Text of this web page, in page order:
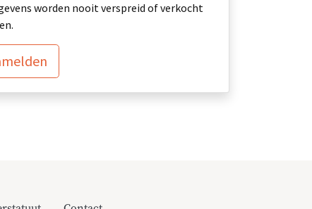
worden nooit verspreid of verkocht